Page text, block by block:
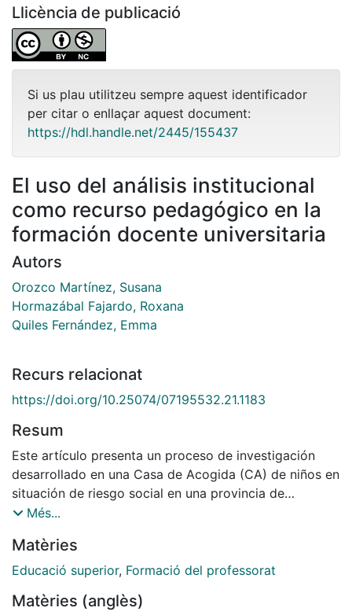
Llicència de publicació
Si us plau utilitzeu sempre aquest identificador
per citar o enllaçar aquest document:
https://hdl.handle.net/2445/155437
El uso del análisis institucional
como recurso pedagógico en la
formación docente universitaria
Autors
Orozco Martínez, Susana
Hormazábal Fajardo, Roxana
Quiles Fernández, Emma
Recurs relacionat
https://doi.org/10.25074/07195532.21.1183
Resum
Este artículo presenta un proceso de investigación
desarrollado en una Casa de Acogida (CA) de niños en
situación de riesgo social en una provincia de
Argentina, que es utilizado como recurso pedagógico
educadores en la Universidad de Barcelona. intención
de acercarlos a la indagación socioeducativa. El
investigación que se les presenta se realizó desde la
Més...
Matèries
Educació superior, Formació del professorat
Matèries (anglès)